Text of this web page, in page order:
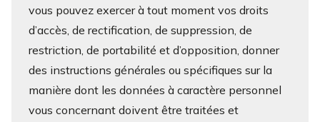
vous pouvez exercer à tout moment vos droits
d’accès, de rectification, de suppression, de
restriction, de portabilité et d’opposition, donner
des instructions générales ou spécifiques sur la
manière dont les données à caractère personnel
vous concernant doivent être traitées et